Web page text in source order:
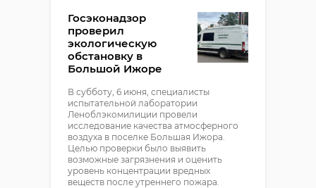
Госэконадзор
проверил
экологическую
обстановку в
Большой Ижоре
В субботу, 6 июня, специалисты
испытательной лаборатории
Леноблэкомилиции провели
исследование качества атмосферного
воздуха в поселке Большая Ижора.
Целью проверки было выявить
возможные загрязнения и оценить
уровень концентрации вредных
веществ после утреннего пожара.